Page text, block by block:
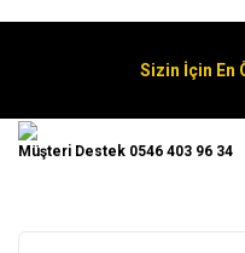
Sizin İçin En
Müşteri Destek 0546 403 96 34